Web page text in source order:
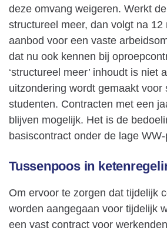
deze omvang weigeren. Werkt
structureel meer, dan volgt na 12
aanbod voor een vaste
dat nu ook kennen bij
‘structureel meer’ inhoudt is niet
uitzondering wordt gemaakt voor
studenten. Contracten met een
blijven mogelijk. Het is de
basiscontract onder de lage
Tussenpoos in
Om ervoor te zorgen dat tijdelijk
worden aangegaan voor tijdelijk
een vast contract voor